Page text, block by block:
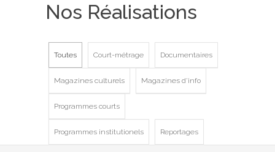
Nos Réalisations
Toutes Court-métrage Documentaires
Magazines culturels Magazines d'info
Programmes courts
Programmes institutionels Reportages